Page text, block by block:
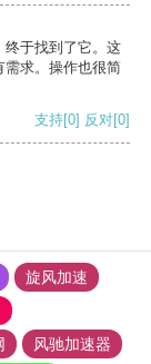
终于找到了它。这
需求。操作也很简
支持[0] 反对[0]
旋风加速
风驰加速器